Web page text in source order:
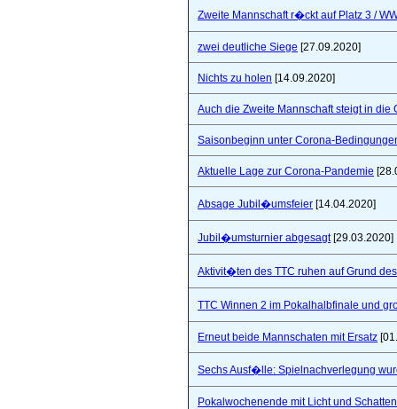
Zweite Mannschaft r�ckt auf Platz 3 /
zwei deutliche Siege [27.09.2020]
Nichts zu holen [14.09.2020]
Auch die Zweite Mannschaft steigt in die
Saisonbeginn unter Corona-
Aktuelle Lage zur Corona-Pandemie
Absage Jubil�umsfeier [14.04.2020]
Jubil�umsturnier abgesagt[29.03.2020]
Aktivit�ten des TTC ruhen auf Grund
TTC Winnen 2 im Pokalhalbfinale und
Erneut beide Mannschaten mit Ersatz
Sechs Ausf�lle: Spielnachverlegung
Pokalwochenende mit Licht und